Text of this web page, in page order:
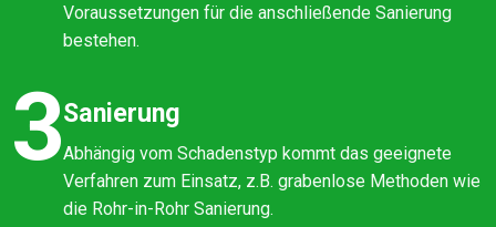
Voraussetzungen für die anschließende Sanierung
bestehen.
3Sanierung
Abhängig vom Schadenstyp kommt das geeignete
Verfahren zum Einsatz, z.B. grabenlose Methoden wie
die Rohr-in-Rohr Sanierung.